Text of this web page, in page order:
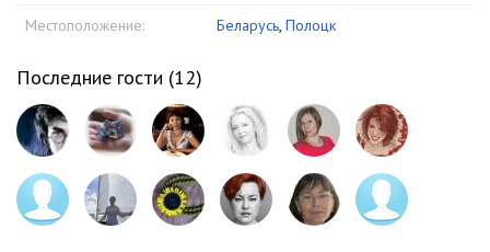
Местоположение: Беларусь, Полоцк
Последние гости (12)